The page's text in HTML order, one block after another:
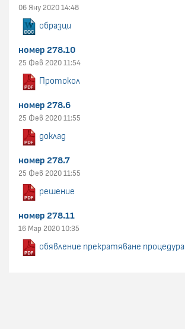
06 Яну 2020 14:48
образци
номер 278.10
25 Фев 2020 11:54
Протокол
номер 278.6
25 Фев 2020 11:55
доклад
номер 278.7
25 Фев 2020 11:55
решение
номер 278.11
16 Мар 2020 10:35
обявление прекратяване процедура